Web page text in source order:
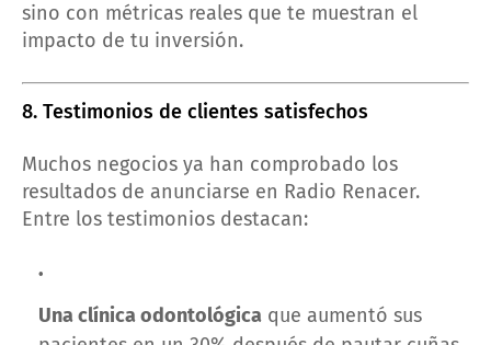
sino con métricas reales que te muestran el
impacto de tu inversión.
8. Testimonios de clientes satisfechos
Muchos negocios ya han comprobado los
resultados de anunciarse en Radio Renacer.
Entre los testimonios destacan:
Una clínica odontológica que aumentó sus